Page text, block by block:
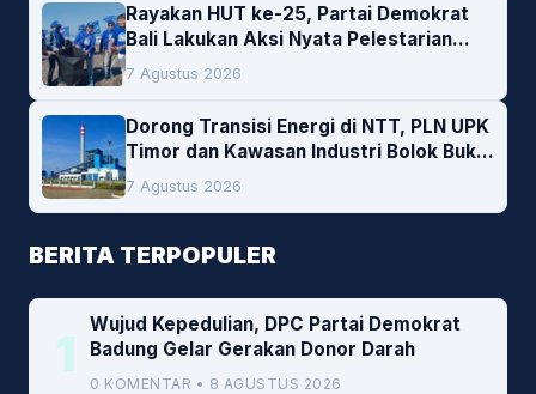
Rayakan HUT ke-25, Partai Demokrat
Bali Lakukan Aksi Nyata Pelestarian
Lingkungan
7 Agustus 2026
Dorong Transisi Energi di NTT, PLN UPK
Timor dan Kawasan Industri Bolok Buka
Peluang Investasi Woodchip untuk
Cofiring PLTU Bolok
7 Agustus 2026
BERITA TERPOPULER
1
Wujud Kepedulian, DPC Partai Demokrat
Badung Gelar Gerakan Donor Darah
0 KOMENTAR • 8 AGUSTUS 2026